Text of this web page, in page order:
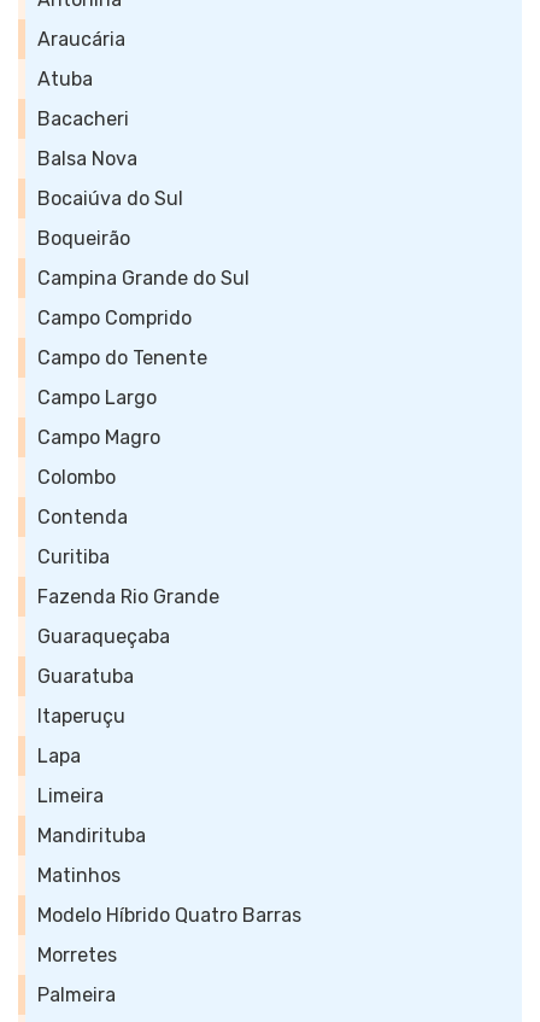
Araucária
Atuba
Bacacheri
Balsa Nova
Bocaiúva do Sul
Boqueirão
Campina Grande do Sul
Campo Comprido
Campo do Tenente
Campo Largo
Campo Magro
Colombo
Contenda
Curitiba
Fazenda Rio Grande
Guaraqueçaba
Guaratuba
Itaperuçu
Lapa
Limeira
Mandirituba
Matinhos
Modelo Híbrido Quatro Barras
Morretes
Palmeira